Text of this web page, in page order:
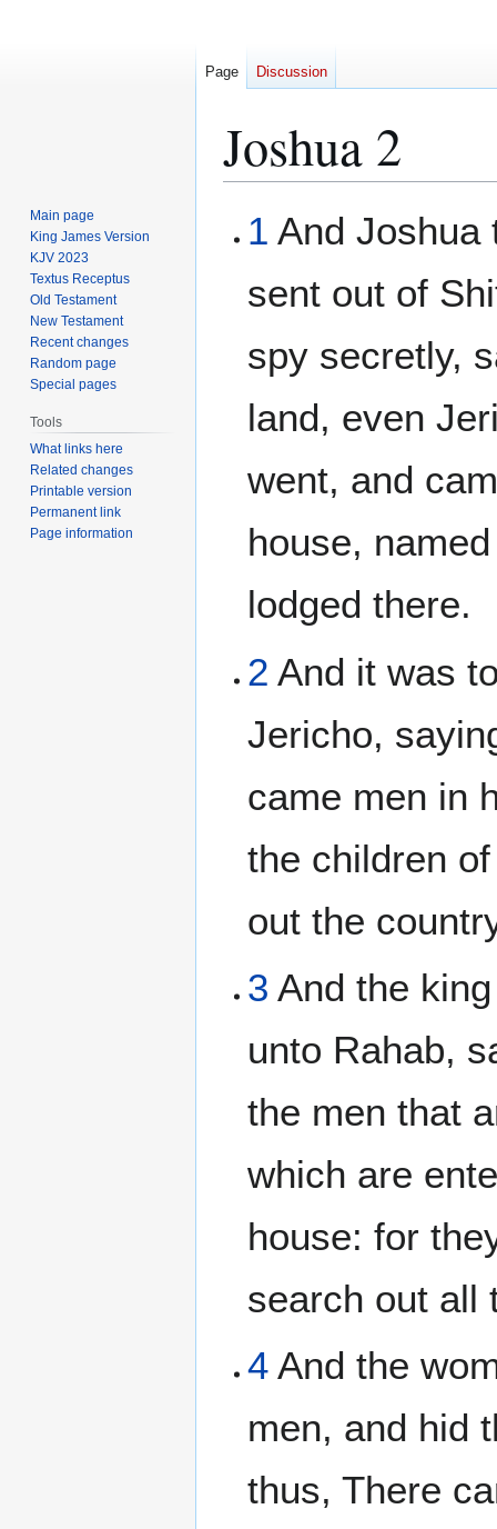
Joshua 2
toto
1 And Joshua
sent out of
spy secretly,
land, even
went, and
house,
lodged there.
2 And it was
Jericho,
came men in
the children
out the
3 And the
unto Rahab,
the men that
which are
house: for
search out all
4 And the
men, and hid
thus, There
Page Discussion
Main page
King James Version
KJV 2023
Textus Receptus
Old Testament
New Testament
Recent changes
Random page
Special pages
Tools
What links here
Related changes
Printable version
Permanent link
Page information